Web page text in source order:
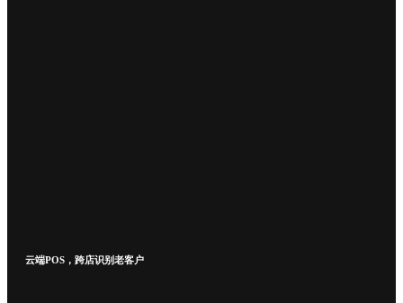
云端POS，跨店识别老客户